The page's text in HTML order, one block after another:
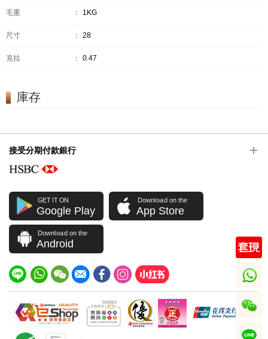
毛重 ： 1KG
尺寸 ： 28
克拉 ： 0.47
庫存
接受分期付款銀行
GET IT ON
Google Play
Download on the
App Store
Download on the
Android
whatsapp